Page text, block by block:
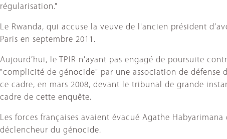
régularisation."
Le Rwanda, qui accuse la veuve de l'ancien président
Paris en septembre 2011.
Aujourd’hui, le TPIR n'ayant pas engagé de poursuite
"complicité de génocide" par une association de défense
ce cadre, en mars 2008, devant le tribunal de grande
cadre de cette enquête.
Les forces françaises avaient évacué Agathe
déclencheur du génocide.